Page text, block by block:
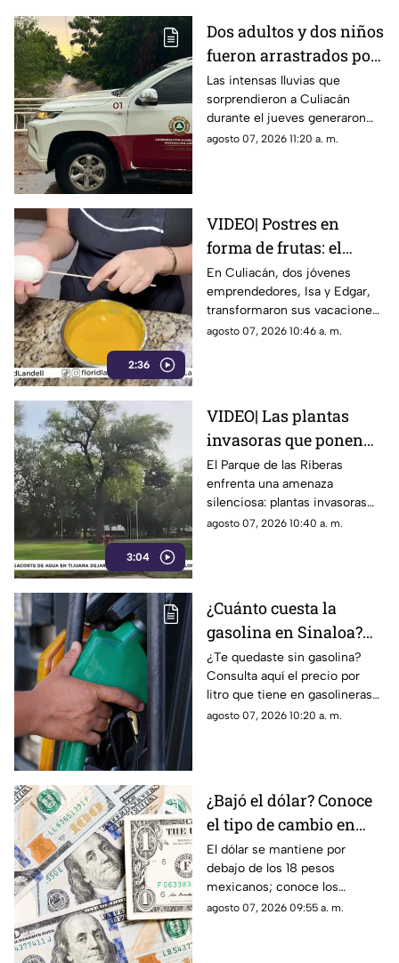
Dos adultos y dos niños
fueron arrastrados por
un arroyo durante
intensas lluvias en
Culiacán
Las intensas lluvias que
sorprendieron a Culiacán
durante el jueves generaron
más de 20 emergencias en
agosto 07, 2026 11:20 a. m.
2:36
VIDEO| Postres en
forma de frutas: el
emprendimiento viral
de dos jóvenes en
Culiacán
En Culiacán, dos jóvenes
emprendedores, Isa y Edgar,
transformaron sus vacaciones
en un viral negocio de postres
agosto 07, 2026 10:46 a. m.
3:04
VIDEO| Las plantas
invasoras que ponen
en riesgo el Parque de
las Riberas en Culiacán
El Parque de las Riberas
enfrenta una amenaza
silenciosa: plantas invasoras
que desplazan especies
agosto 07, 2026 10:40 a. m.
¿Cuánto cuesta la
gasolina en Sinaloa?
Este es su precio hoy 7
de agosto de 2026
¿Te quedaste sin gasolina?
Consulta aquí el precio por
litro que tiene en gasolineras
de Sinaloa y en el país, hoy 7
agosto 07, 2026 10:20 a. m.
¿Bajó el dólar? Conoce
el tipo de cambio en
Sinaloa y en México
hoy 7 de agosto
El dólar se mantiene por
debajo de los 18 pesos
mexicanos; conoce los
detalles de su precio en
agosto 07, 2026 09:55 a. m.